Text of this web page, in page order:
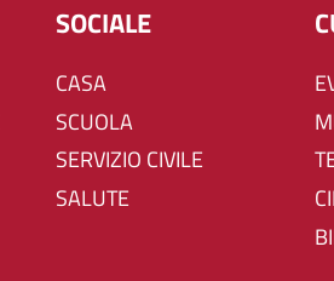
SOCIALE
CASA
SCUOLA
SERVIZIO CIVILE
SALUTE